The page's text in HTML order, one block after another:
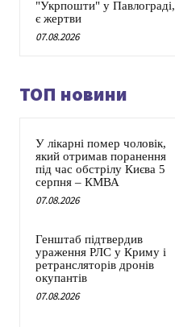
"Укрпошти" у Павлограді,
є жертви
07.08.2026
ТОП новини
У лікарні помер чоловік,
який отримав поранення
під час обстрілу Києва 5
серпня – КМВА
07.08.2026
Генштаб підтвердив
ураження РЛС у Криму і
ретрансляторів дронів
окупантів
07.08.2026